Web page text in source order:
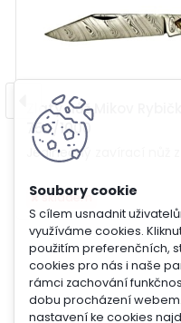
S cílem usnadnit
využíváme cookies.
použitím preferenčních,
cookies pro nás i naše
rámci zachování
dobu procházení
nastavení ke cookies
Zlatý nůž Mikov
750/1000
Jedinečný zavírací nůž
skladem